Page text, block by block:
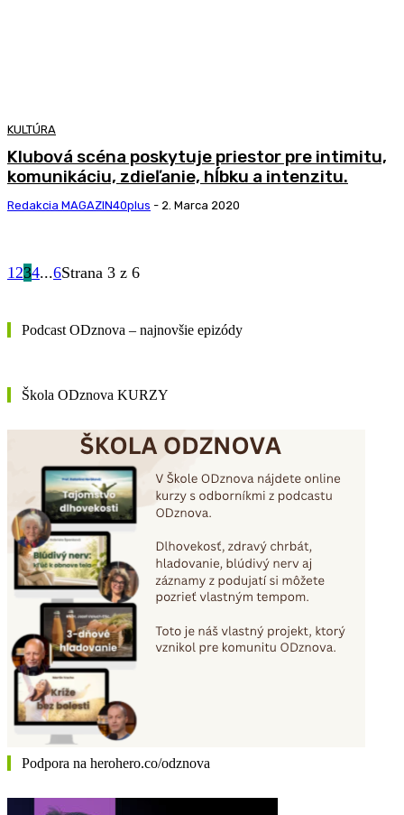
KULTÚRA
Klubová scéna poskytuje priestor pre intimitu,
komunikáciu, zdieľanie, hĺbku a intenzitu.
Redakcia MAGAZIN40plus - 2. Marca 2020
1234...6Strana 3 z 6
Podcast ODznova – najnovšie epizódy
Škola ODznova KURZY
Podpora na herohero.co/odznova